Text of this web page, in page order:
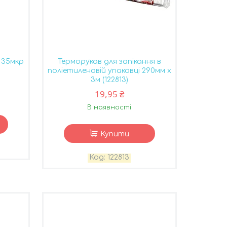
35мкр
Терморукав для запікання в
поліетиленовій упаковці 290мм х
3м (122813)
19,95 ₴
В наявності
Купити
122813